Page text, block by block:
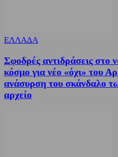
ΕΛΛΑΔΑ
Σφοδρές αντιδράσεις στο
κόσμο για νέο «όχι» του
ανάσυρση του σκάνδαλο
αρχείο